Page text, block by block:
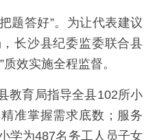
题答好”。为让代表建议
长沙县纪委监委联合县
效实施全程监督。
教育局指导全县102所小
准掌握需求底数；服务
学为487名务工人员子女